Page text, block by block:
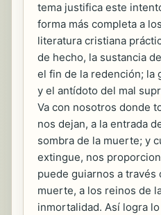
tema justifica este
forma más completa a
literatura cristiana
de hecho, la sustancia
el fin de la redención; la
y el antídoto del mal
Va con nosotros donde
nos dejan, a la entrada
sombra de la muerte; y
extingue, nos
puede guiarnos a través
muerte, a los reinos de
inmortalidad. Así logra